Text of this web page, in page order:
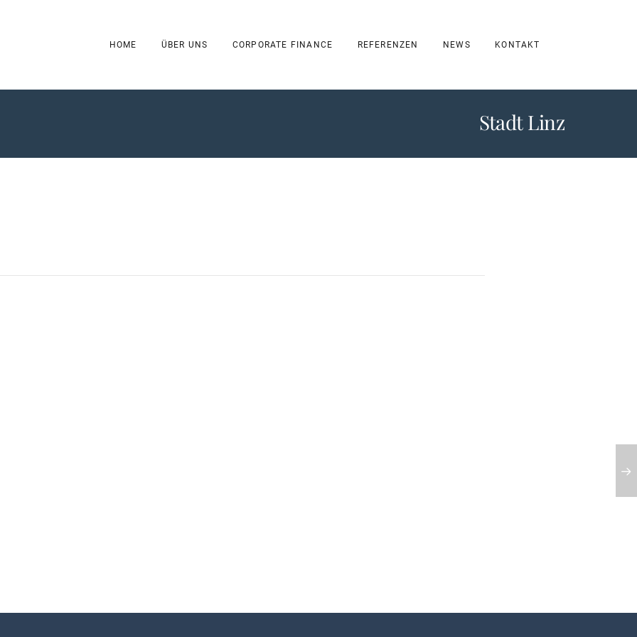
HOME ÜBER UNS CORPORATE FINANCE REFERENZEN NEWS KONTAKT
Stadt Linz